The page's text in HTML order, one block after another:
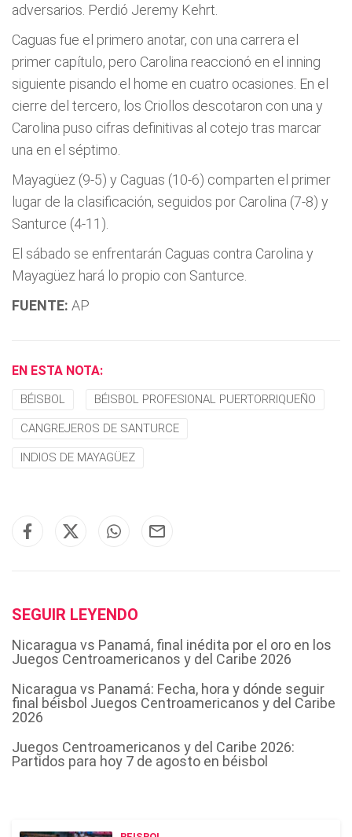
adversarios. Perdió Jeremy Kehrt.
Caguas fue el primero anotar, con una carrera el
primer capítulo, pero Carolina reaccionó en el inning
siguiente pisando el home en cuatro ocasiones. En el
cierre del tercero, los Criollos descotaron con una y
Carolina puso cifras definitivas al cotejo tras marcar
una en el séptimo.
Mayagüez (9-5) y Caguas (10-6) comparten el primer
lugar de la clasificación, seguidos por Carolina (7-8) y
Santurce (4-11).
El sábado se enfrentarán Caguas contra Carolina y
Mayagüez hará lo propio con Santurce.
FUENTE: AP
EN ESTA NOTA:
BÉISBOL BÉISBOL PROFESIONAL PUERTORRIQUEÑO
CANGREJEROS DE SANTURCE
INDIOS DE MAYAGÜEZ
SEGUIR LEYENDO
Nicaragua vs Panamá, final inédita por el oro en los
Juegos Centroamericanos y del Caribe 2026
Nicaragua vs Panamá: Fecha, hora y dónde seguir
final béisbol Juegos Centroamericanos y del Caribe
2026
Juegos Centroamericanos y del Caribe 2026:
Partidos para hoy 7 de agosto en béisbol